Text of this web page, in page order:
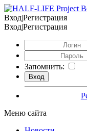
Вход|Регистрация
Вход|Регистрация
Запомнить:
Меню сайта